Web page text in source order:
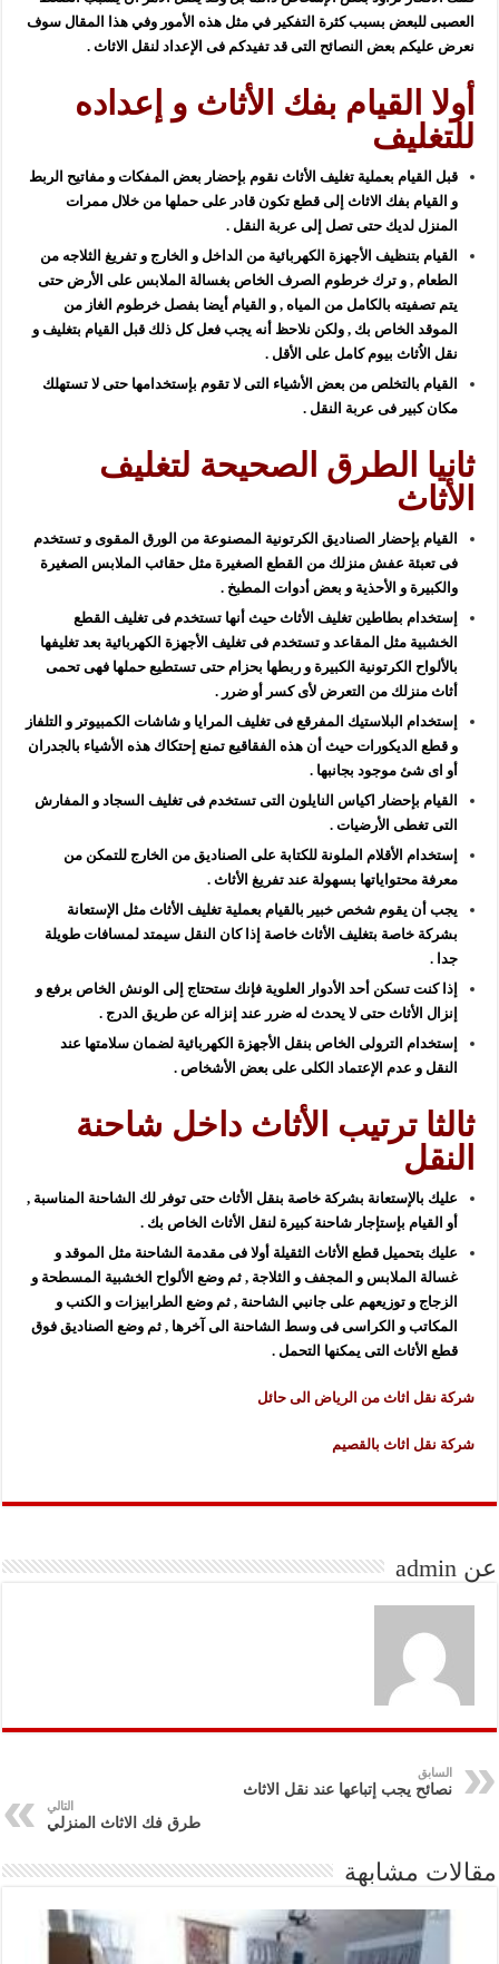
العصبى للبعض بسبب كثرة التفكير في مثل هذه الأمور وفي هذا المقال سوف
نعرض عليكم بعض النصائح التى قد تفيدكم فى الإعداد لنقل الاثاث .
أولا القيام بفك الأثاث و إعداده
للتغليف
قبل القيام بعملية تغليف الأثاث نقوم بإحضار بعض المفكات و مفاتيح الربط
و القيام بفك الاثاث إلى قطع تكون قادر على حملها من خلال ممرات
المنزل لديك حتى تصل إلى عربة النقل .
القيام بتنظيف الأجهزة الكهربائية من الداخل و الخارج و تفريغ الثلاجه من
الطعام , و ترك خرطوم الصرف الخاص بغسالة الملابس على الأرض حتى
يتم تصفيته بالكامل من المياه , و القيام أيضا بفصل خرطوم الغاز من
الموقد الخاص بك , ولكن نلاحظ أنه يجب فعل كل ذلك قبل القيام بتغليف و
نقل الاُثاث بيوم كامل على الأقل .
القيام بالتخلص من بعض الأشياء التى لا تقوم بإستخدامها حتى لا تستهلك
مكان كبير فى عربة النقل .
ثانيا الطرق الصحيحة لتغليف
الأثاث
القيام بإحضار الصناديق الكرتونية المصنوعة من الورق المقوى و تستخدم
فى تعبئة عفش منزلك من القطع الصغيرة مثل حقائب الملابس الصغيرة
والكبيرة و الأحذية و بعض أدوات المطبخ .
إستخدام بطاطين تغليف الأثاث حيث أنها تستخدم فى تغليف القطع
الخشبية مثل المقاعد و تستخدم فى تغليف الأجهزة الكهربائية بعد تغليفها
بالألواح الكرتونية الكبيرة و ربطها بحزام حتى تستطيع حملها فهى تحمى
أثاث منزلك من التعرض لأى كسر أو ضرر .
إستخدام البلاستيك المفرقع فى تغليف المرايا و شاشات الكمبيوتر و التلفاز
و قطع الديكورات حيث أن هذه الفقاقيع تمنع إحتكاك هذه الأشياء بالجدران
أو اى شئ موجود بجانبها .
القيام بإحضار اكياس النايلون التى تستخدم فى تغليف السجاد و المفارش
التى تغطى الأرضيات .
إستخدام الأقلام الملونة للكتابة على الصناديق من الخارج للتمكن من
معرفة محتواياتها بسهولة عند تفريغ الأثاث .
يجب أن يقوم شخص خبير بالقيام بعملية تغليف الأثاث مثل الإستعانة
بشركة خاصة بتغليف الأثاث خاصة إذا كان النقل سيمتد لمسافات طويلة
جدا .
إذا كنت تسكن أحد الأدوار العلوية فإنك ستحتاج إلى الونش الخاص برفع و
إنزال الأثاث حتى لا يحدث له ضرر عند إنزاله عن طريق الدرج .
إستخدام الترولى الخاص بنقل الأجهزة الكهربائية لضمان سلامتها عند
النقل و عدم الإعتماد الكلى على بعض الأشخاص .
ثالثا ترتيب الأثاث داخل شاحنة
النقل
عليك بالإستعانة بشركة خاصة بنقل الأثاث حتى توفر لك الشاحنة المناسبة ,
أو القيام بإستإجار شاحنة كبيرة لنقل الأثاث الخاص بك .
عليك بتحميل قطع الأثاث الثقيلة أولا فى مقدمة الشاحنة مثل الموقد و
غسالة الملابس و المجفف و الثلاجة , ثم وضع الألواح الخشبية المسطحة و
الزجاج و توزيعهم على جانبي الشاحنة , ثم وضع الطرابيزات و الكنب و
المكاتب و الكراسى فى وسط الشاحنة الى آخرها , ثم وضع الصناديق فوق
قطع الأثاث التى يمكنها التحمل .
شركة نقل اثاث من الرياض الى حائل
شركة نقل اثاث بالقصيم
عن admin
السابق
نصائح يجب إتباعها عند نقل الاثاث
التالي
طرق فك الاثاث المنزلي
مقالات مشابهة